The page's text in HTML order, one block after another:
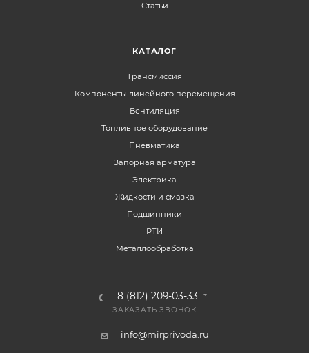
Статьи
КАТАЛОГ
Трансмиссия
Компоненты линейного перемещения
Вентиляция
Топливное оборудование
Пневматика
Запорная арматура
Электрика
Жидкости и смазка
Подшипники
РТИ
Металлообработка
8 (812) 209-03-33
ЗАКАЗАТЬ ЗВОНОК
info@mirprivoda.ru